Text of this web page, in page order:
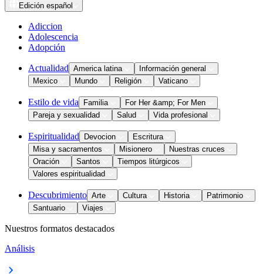
Edición español
Adiccion
Adolescencia
Adopción
Actualidad America latina
Información general
Mexico
Mundo Religión Vaticano
Estilo de vida Familia
For Her &amp; For Men
Pareja y sexualidad
Salud Vida profesional
Espiritualidad Devocion
Escritura
Misa y sacramentos
Misionero
Nuestras cruces
Oración
Santos
Tiempos litúrgicos
Valores espiritualidad
Descubrimiento Arte Cultura Historia
Patrimonio
Santuario
Viajes
Nuestros formatos destacados
Análisis